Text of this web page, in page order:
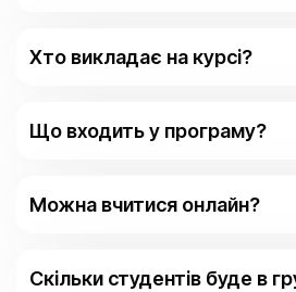
Хто викладає на курсі?
Що входить у програму?
Можна вчитися онлайн?
Скільки студентів буде в